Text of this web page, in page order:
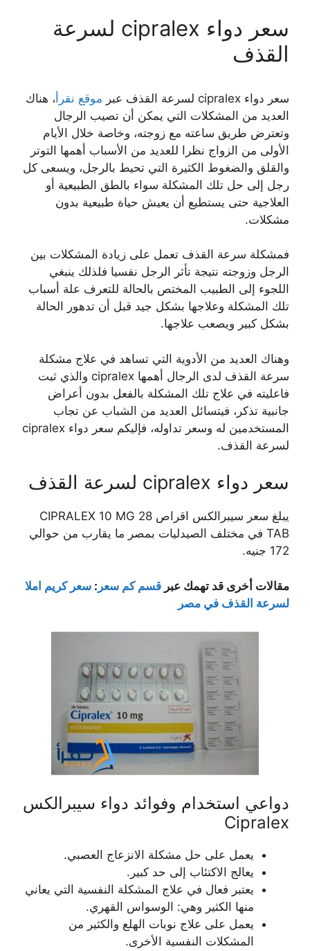
سعر دواء cipralex لسرعة
القذف
سعر دواء cipralex لسرعة القذف عبر موقع نقرأ، هناك
العديد من المشكلات التي يمكن أن تصيب الرجال
وتعترض طريق ساعته مع زوجته، وخاصة خلال الأيام
الأولى من الزواج نظرا للعديد من الأسباب أهمها التوتر
والقلق والضغوط الكثيرة التي تحيط بالرجل، ويسعى كل
رجل إلى حل تلك المشكلة سواء بالطق الطبيعية أو
العلاجية حتى يستطيع أن يعيش حياة طبيعية بدون
مشكلات.
فمشكلة سرعة القذف تعمل على زيادة المشكلات بين
الرجل وزوجته نتيجة تأثر الرجل نفسيا فلذلك ينبغي
اللجوء إلى الطبيب المختص بالحالة للتعرف علة أسباب
تلك المشكلة وعلاجها بشكل جيد قبل أن تدهور الحالة
بشكل كبير ويصعب علاجها.
وهناك العديد من الأدوية التي تساهد في علاج مشكلة
سرعة القذف لدى الرجال أهمها cipralex والذي ثبت
فاعليته في علاج تلك المشكلة بالفعل بدون أعراض
جانبية تذكر، فيتسائل العديد من الشباب عن تجاب
المستخدمين له وسعر تداوله، فإليكم سعر دواء cipralex
لسرعة القذف.
سعر دواء cipralex لسرعة القذف
يبلغ سعر سيبرالكس اقراص CIPRALEX 10 MG 28
TAB في مختلف الصيدليات بمصر ما يقارب من حوالي
172 جنيه.
مقالات أخرى قد تهمك عبر قسم كم سعر : سعر كريم املا
لسرعة القذف في مصر
دواعي استخدام وفوائد دواء سيبرالكس
Cipralex
يعمل على حل مشكلة الانزعاج العصبي.
يعالج الاكتئاب إلى حد كبير.
يعتبر فعال في علاج المشكلة النفسية التي يعاني
منها الكثير وهي: الوسواس القهري.
يعمل على علاج نوبات الهلع والكثير من
المشكلات النفسية الأخرى.